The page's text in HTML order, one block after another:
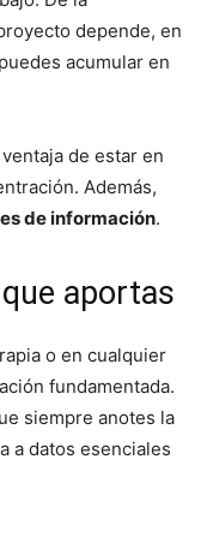
depende, en
acumular en
de estar en
Además,
de información.
aportas
o en cualquier
fundamentada.
siempre anotes la
a datos esenciales